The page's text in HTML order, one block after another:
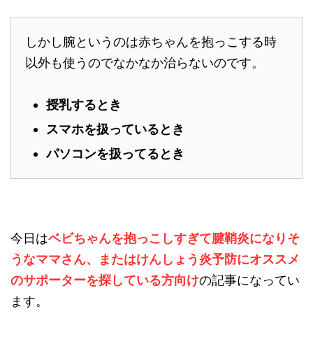
しかし腕というのは赤ちゃんを抱っこする時
以外も使うのでなかなか治らないのです。
授乳するとき
スマホを扱っているとき
パソコンを扱ってるとき
今日はベビちゃんを抱っこしすぎて腱鞘炎になりそ
うなママさん、
またはけんしょう炎予防にオススメ
のサポーターを探している方向けの記事になってい
ます。